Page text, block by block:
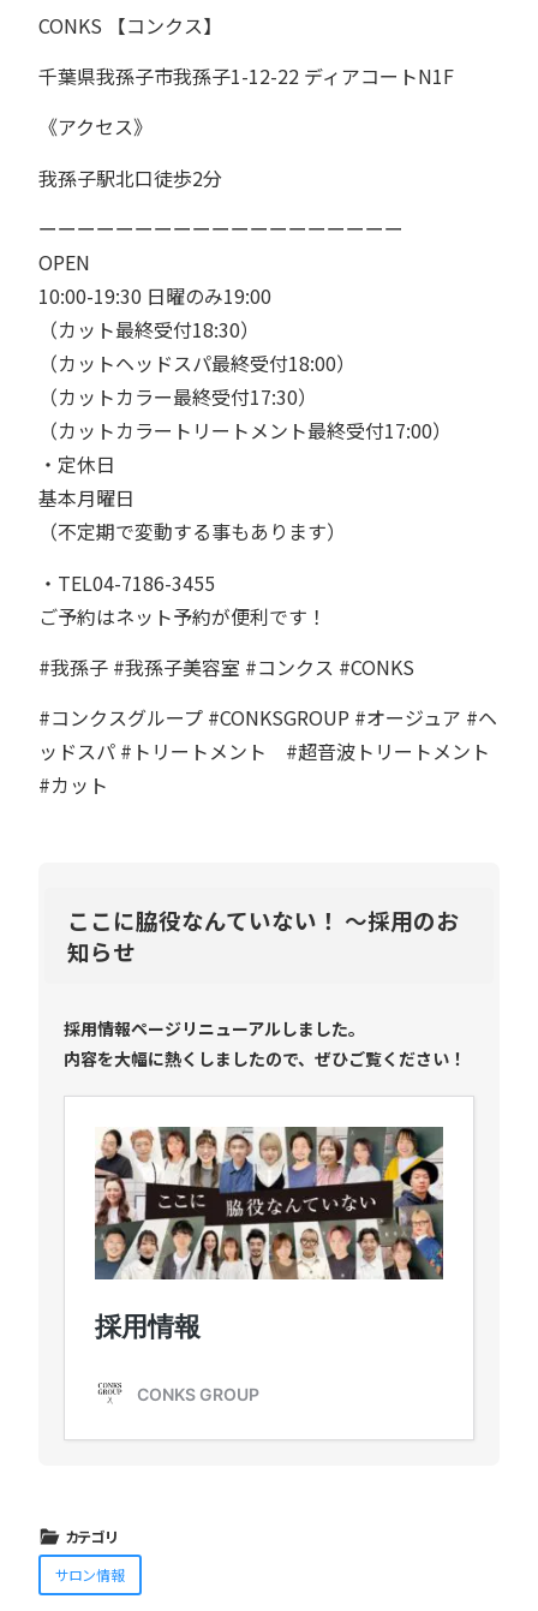
CONKS 【コンクス】
千葉県我孫子市我孫子1-12-22 ディアコートN1F
《アクセス》
我孫子駅北口徒歩2分
ーーーーーーーーーーーーーーーーーーー
OPEN⁡⁡⁡
10:00-19:30 日曜のみ19:00
（カット最終受付18:30）
（カットヘッドスパ最終受付18:00）
（カットカラー最終受付17:30）
（カットカラートリートメント最終受付17:00）⁡⁡⁡
・定休日
基本月曜日
（不定期で変動する事もあります）
・TEL⁡⁡⁡04-7186-3455
ご予約はネット予約が便利です！
#我孫子 #我孫子美容室 #コンクス #CONKS
#コンクスグループ #CONKSGROUP #オージュア #ヘ
ッドスパ #トリートメント #超音波トリートメント
#カット
ここに脇役なんていない！ ～採用のお
知らせ
採用情報ページリニューアルしました。
内容を大幅に熱くしましたので、ぜひご覧ください！
カテゴリ
サロン情報